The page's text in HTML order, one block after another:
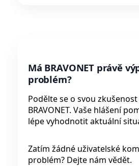
Má BRAVONET právě
problém?
Podělte se o svou
BRAVONET. Vaše hlášení
lépe vyhodnotit aktuální
Zatím žádné uživatelské
problém? Dejte nám vědět.